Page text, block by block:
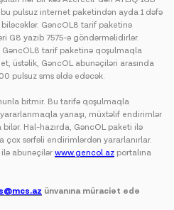
pulsuz internet paketindən ayda 1 dəfə
GəncOL8 tarif paketinə
G8 yazıb 7575-ə göndərməlidirlər.
tarif paketinə qoşulmaqla
üstəlik, GəncOL abunəçiləri arasında
pulsuz sms əldə edəcək.
bitmir. Bu tarifə qoşulmaqla
yanaşı, müxtəlif endirimlər
Hal-hazırda, GəncOL paketi ilə
sərfəli endirimlərdən yararlanırlar.
ilə abunəçilər www.gencol.az portalına
ünvanına müraciət edə